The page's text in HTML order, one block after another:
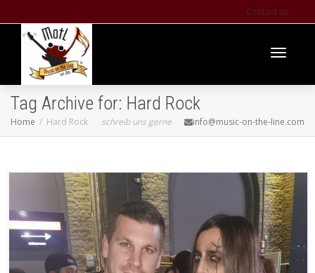
Contact us
Tag Archive for: Hard Rock
Home Hard Rock schreib uns gerne info@music-on-the-line.com